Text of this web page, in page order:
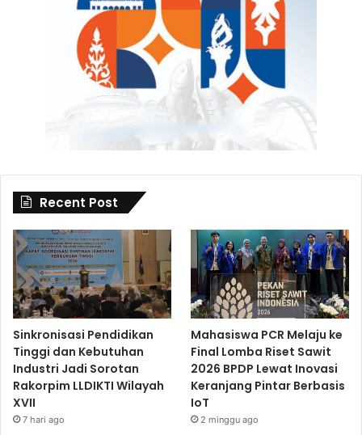
Recent Post
Sinkronisasi Pendidikan
Tinggi dan Kebutuhan
Industri Jadi Sorotan
Rakorpim LLDIKTI Wilayah
XVII
7 hari ago
Mahasiswa PCR Melaju ke
Final Lomba Riset Sawit
2026 BPDP Lewat Inovasi
Keranjang Pintar Berbasis
IoT
2 minggu ago